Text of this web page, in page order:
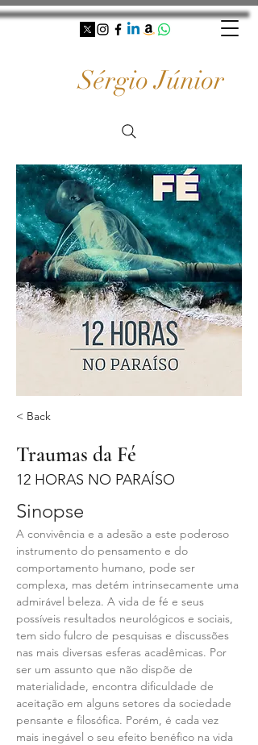
Sérgio Júnior
< Back
Traumas da Fé
12 HORAS NO PARAÍSO
Sinopse
A convivência e a adesão a este poderoso
instrumento do pensamento e do
comportamento humano, pode ser
complexa, mas detém intrinsecamente uma
admirável beleza. A vida de fé e seus
possíveis resultados neurológicos e sociais,
tem sido fulcro de pesquisas e discussões
nas mais diversas esferas acadêmicas. Por
ser um assunto que não dispõe de
materialidade, encontra dificuldade de
aceitação em alguns setores da sociedade
pensante e filosófica. Porém, é cada vez
mais inegável o seu efeito benéfico na vida